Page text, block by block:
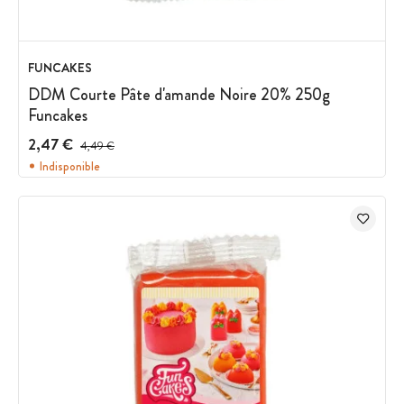
FUNCAKES
DDM Courte Pâte d'amande Noire 20% 250g
Funcakes
2,47 € Prix avant réduction :
4,49 €
Indisponible